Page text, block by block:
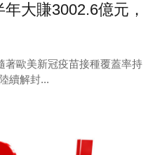
大賺3002.6億元，
著歐美新冠疫苗接種覆蓋率持
續解封...